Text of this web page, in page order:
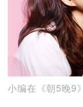
小编在《朝5晚9